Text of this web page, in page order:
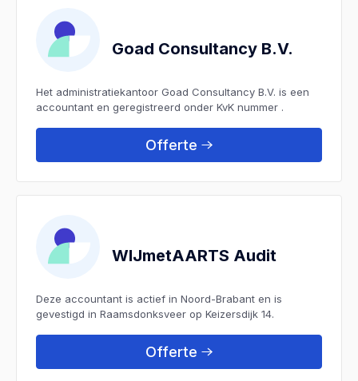
Goad Consultancy B.V.
Het administratiekantoor Goad Consultancy B.V. is een
accountant en geregistreerd onder KvK nummer .
Offerte
WIJmetAARTS Audit
Deze accountant is actief in Noord-Brabant en is
gevestigd in Raamsdonksveer op Keizersdijk 14.
Offerte